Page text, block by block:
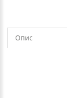
Опис